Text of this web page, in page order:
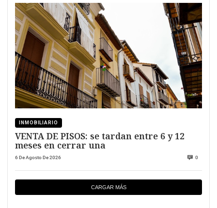
INMOBILIARIO
VENTA DE PISOS: se tardan entre 6 y 12
meses en cerrar una
6 De Agosto De 2026 0
CARGAR MÁS